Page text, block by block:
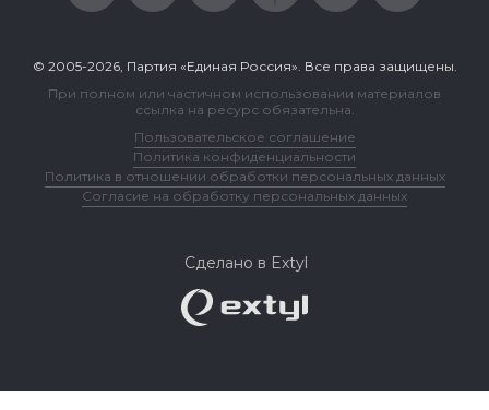
© 2005-2026, Партия «Единая Россия». Все права защищены.
При полном или частичном использовании материалов
ссылка на ресурс обязательна.
Пользовательское соглашение
Политика конфиденциальности
Политика в отношении обработки персональных данных
Согласие на обработку персональных данных
Сделано в Extyl